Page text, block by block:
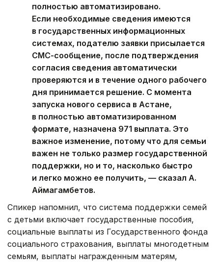
полностью автоматизировано.
Если необходимые сведения имеются
в государственных информационных
системах, подателю заявки присылается
СМС-сообщение, после подтверждения
согласия сведения автоматически
проверяются и в течение одного рабочего
дня принимается решение. С момента
запуска нового сервиса в Астане,
в полностью автоматизированном
формате, назначена 971 выплата. Это
важное изменение, потому что для семьи
важен не только размер государственной
поддержки, но и то, насколько быстро
и легко можно ее получить, — сказал А.
Аймагамбетов.
Спикер напомнил, что система поддержки семей
с детьми включает государственные пособия,
социальные выплаты из Государственного фонда
социального страхования, выплаты многодетным
семьям, выплаты награжденным матерям,